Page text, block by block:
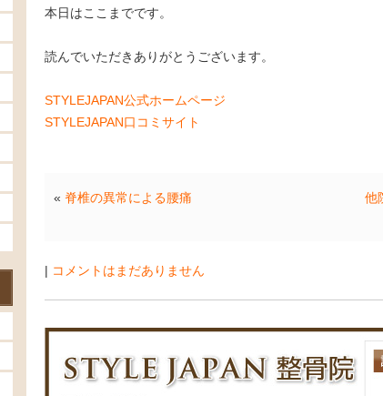
本日はここまでです。
読んでいただきありがとうございます。
STYLEJAPAN公式ホームページ
STYLEJAPAN口コミサイト
他
« 脊椎の異常による腰痛
| コメントはまだありません